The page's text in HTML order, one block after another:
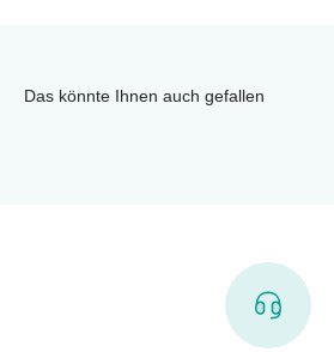
Das könnte Ihnen auch gefallen